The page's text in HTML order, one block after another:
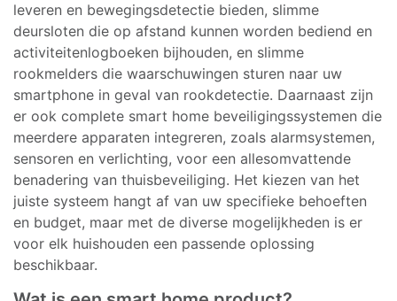
leveren en bewegingsdetectie bieden, slimme
deursloten die op afstand kunnen worden bediend en
activiteitenlogboeken bijhouden, en slimme
rookmelders die waarschuwingen sturen naar uw
smartphone in geval van rookdetectie. Daarnaast zijn
er ook complete smart home beveiligingssystemen die
meerdere apparaten integreren, zoals alarmsystemen,
sensoren en verlichting, voor een allesomvattende
benadering van thuisbeveiliging. Het kiezen van het
juiste systeem hangt af van uw specifieke behoeften
en budget, maar met de diverse mogelijkheden is er
voor elk huishouden een passende oplossing
beschikbaar.